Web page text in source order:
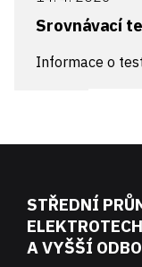
Srovnávací
Informace o
STŘEDNÍ
A VYŠŠÍ